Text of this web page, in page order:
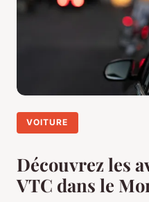
VOITURE
Découvrez les
VTC dans le